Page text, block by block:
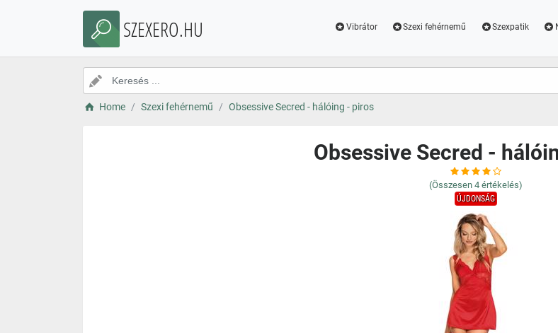
SZEXERO.HU Vibrátor Szexi fehérnemű Szexpatik
Home Szexi fehérnemű Obsessive Secred - hálóing - piros
Obsessive Secred -
(Összesen 4 értékelés)
ÚJDONSÁG